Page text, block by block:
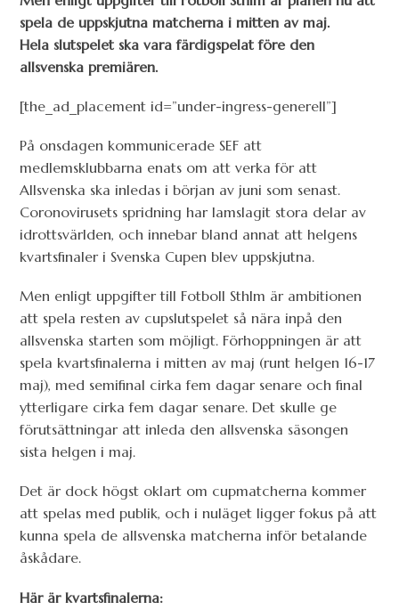
spela de uppskjutna matcherna i mitten av maj.
Hela slutspelet ska vara färdigspelat före den
allsvenska premiären.
[the_ad_placement id=”under-ingress-generell”]
På onsdagen kommunicerade SEF att
medlemsklubbarna enats om att verka för att
Allsvenska ska inledas i början av juni som senast.
Coronovirusets spridning har lamslagit stora delar av
idrottsvärlden, och innebar bland annat att helgens
kvartsfinaler i Svenska Cupen blev uppskjutna.
Men enligt uppgifter till Fotboll Sthlm är ambitionen
att spela resten av cupslutspelet så nära inpå den
allsvenska starten som möjligt. Förhoppningen är att
spela kvartsfinalerna i mitten av maj (runt helgen 16-17
maj), med semifinal cirka fem dagar senare och final
ytterligare cirka fem dagar senare. Det skulle ge
förutsättningar att inleda den allsvenska säsongen
sista helgen i maj.
Det är dock högst oklart om cupmatcherna kommer
att spelas med publik, och i nuläget ligger fokus på att
kunna spela de allsvenska matcherna inför betalande
åskådare.
Här är kvartsfinalerna: